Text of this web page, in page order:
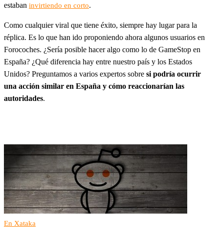
estaban invirtiendo en corto.
Como cualquier viral que tiene éxito, siempre hay lugar para la
réplica. Es lo que han ido proponiendo ahora algunos usuarios en
Forocoches. ¿Sería posible hacer algo como lo de GameStop en
España? ¿Qué diferencia hay entre nuestro país y los Estados
Unidos? Preguntamos a varios expertos sobre si podría ocurrir
una acción similar en España y cómo reaccionarían las
autoridades.
En Xataka